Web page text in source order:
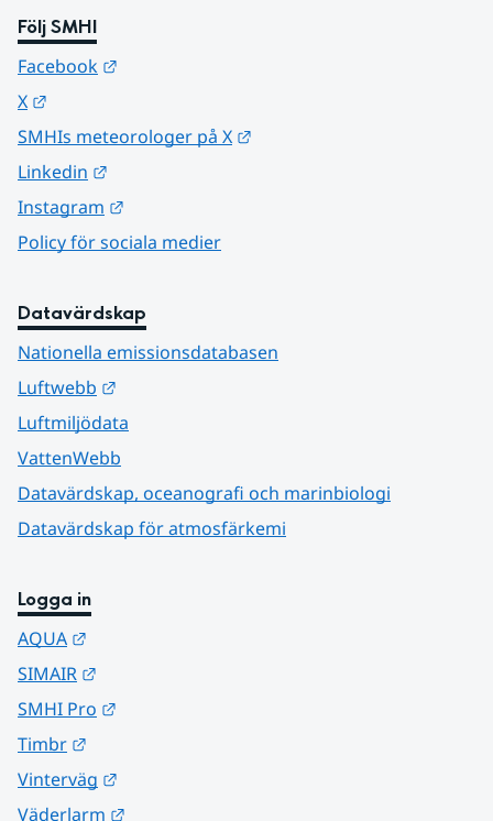
Följ SMHI
Facebook
X
SMHIs meteorologer på X
Linkedin
Instagram
Policy för sociala medier
Datavärdskap
Nationella emissionsdatabasen
Luftwebb
Luftmiljödata
VattenWebb
Datavärdskap, oceanografi och marinbiologi
Datavärdskap för atmosfärkemi
Logga in
AQUA
SIMAIR
SMHI Pro
Timbr
Vinterväg
Väderlarm